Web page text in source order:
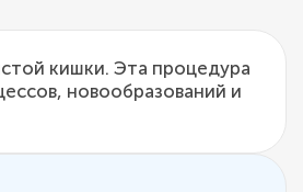
кишки. Эта процедура
новообразований и